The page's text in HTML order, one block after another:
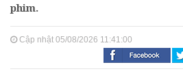
phim.
Cập nhật 05/08/2026 11:41:00